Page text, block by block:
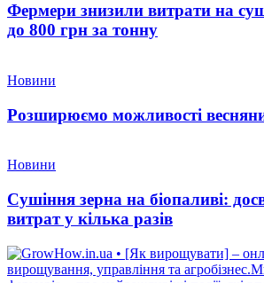
Фермери знизили витрати на
до 800 грн за тонну
Новини
Розширюємо можливості
Новини
Сушіння зерна на біопаливі:
витрат у кілька разів